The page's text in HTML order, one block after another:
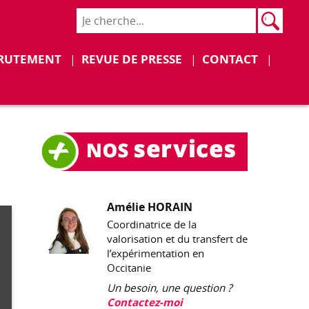
Déplier
REVUE DE PRESSE Déplier
CONTACT
Amélie HORAIN
Coordinatrice de la
valorisation et du transfert de
l’expérimentation en
Occitanie
Un besoin, une question ?
Contactez-moi